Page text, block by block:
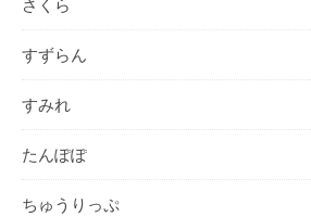
さくら
すずらん
すみれ
たんぽぽ
ちゅうりっぷ